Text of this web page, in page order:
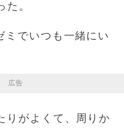
。
ミでいつも一緒にい
広告
りがよくて、周りか